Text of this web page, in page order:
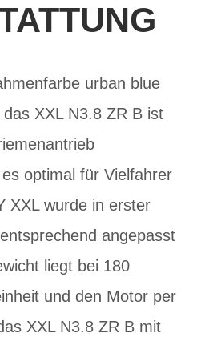
urban blue
XXL N3.8 ZR B ist
optimal für Vielfahrer
XXL wurde in erster
angepasst
liegt bei 180
und den Motor per
XXL N3.8 ZR B mit